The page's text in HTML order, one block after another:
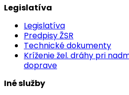
Legislatíva
Legislatíva
Predpisy ŽSR
Technické dokumenty
Kríženie žel. dráhy pri
doprave
Iné služby